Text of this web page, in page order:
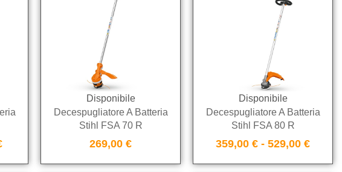
Disponibile
Decespugliatore A Batteria
Stihl FSA 70 R
269,00€
Disponibile
Decespugliatore A Batteria
Stihl FSA 80 R
359,00€ - 529,00€